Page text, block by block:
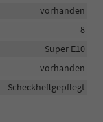
vorhanden
8
Super E10
vorhanden
Scheckheftgepflegt